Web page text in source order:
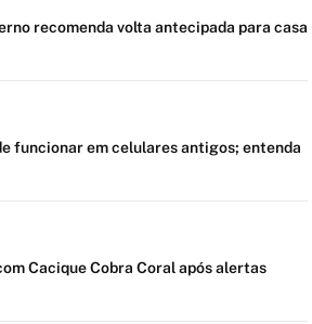
recomenda volta antecipada para casa
funcionar em celulares antigos; entenda
Cacique Cobra Coral após alertas